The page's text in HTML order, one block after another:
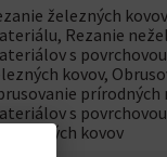
železných
Rezanie
s
kovov,
s
kovov